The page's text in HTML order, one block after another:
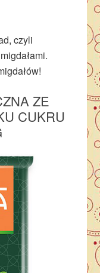
czyli
ZE
CUKRU